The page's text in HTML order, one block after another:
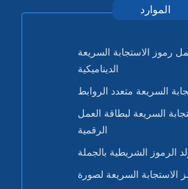
الموارد
رموز الاستجابة السريعة
الديناميكية
السريعة متعدد الروابط
السريعة لبطاقة العمل
الرقمية
الرموز الشريطية بالجملة
الاستجابة السريعة لصورة